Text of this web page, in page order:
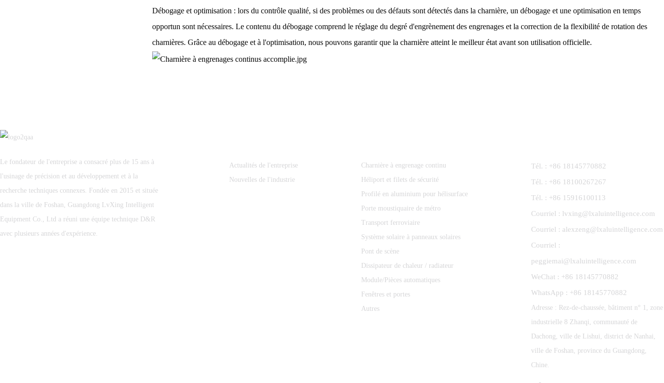
Débogage et optimisation : lors du contrôle qualité, si des problèmes ou des défauts sont détectés dans la charnière, un débogage et une optimisation en temps
opportun sont nécessaires. Le contenu du débogage comprend le réglage du degré d'engrènement des engrenages et la correction de la flexibilité de rotation des
charnières. Grâce au débogage et à l'optimisation, nous pouvons garantir que la charnière atteint le meilleur état avant son utilisation officielle.
Le fondateur de l'entreprise a consacré plus de 15 ans à
l'usinage de précision et au développement et à la
recherche techniques connexes. Fondée en 2015 et située
dans la ville de Foshan, Guangdong LvXing Intelligent
Equipment Co., Ltd a réuni une équipe technique D&R
avec plusieurs années d'expérience.
Actualités de l'entreprise
Nouvelles de l'industrie
Charnière à engrenage continu
Héliport et filets de sécurité
Profilé en aluminium pour hélisurface
Porte moustiquaire de métro
Transport ferroviaire
Système solaire à panneaux solaires
Pont de scène
Dissipateur de chaleur / radiateur
Module/Pièces automatiques
Fenêtres et portes
Autres
Tél. : +86 18145770882
Tél. : +86 18100267267
Tél. : +86 15916100113
Courriel : lvxing@lxaluintelligence.com
Courriel : alexzeng@lxaluintelligence.com
Courriel :
peggiemai@lxaluintelligence.com
WeChat : +86 18145770882
WhatsApp : +86 18145770882
Adresse : Rez-de-chaussée, bâtiment n° 1, zone
industrielle 8 Zhanqi, communauté de
Dachong, ville de Lishui, district de Nanhai,
ville de Foshan, province du Guangdong,
Chine.